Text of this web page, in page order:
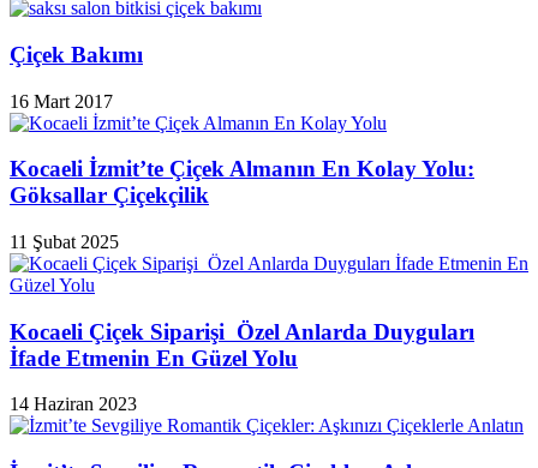
Çiçek Bakımı
16 Mart 2017
Kocaeli İzmit’te Çiçek Almanın En Kolay Yolu:
Göksallar Çiçekçilik
11 Şubat 2025
Kocaeli Çiçek Siparişi Özel Anlarda Duyguları
İfade Etmenin En Güzel Yolu
14 Haziran 2023